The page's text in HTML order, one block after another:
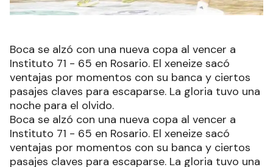
Boca se alzó con una nueva copa al vencer a
Instituto 71 - 65 en Rosario. El xeneize sacó
ventajas por momentos con su banca y ciertos
pasajes claves para escaparse. La gloria tuvo una
noche para el olvido.
Boca se alzó con una nueva copa al vencer a
Instituto 71 - 65 en Rosario. El xeneize sacó
ventajas por momentos con su banca y ciertos
pasajes claves para escaparse. La gloria tuvo una